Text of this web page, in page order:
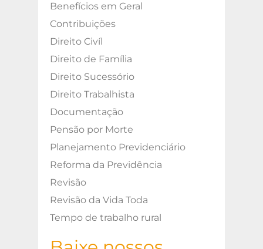
Benefícios em Geral
Contribuições
Direito Civíl
Direito de Família
Direito Sucessório
Direito Trabalhista
Documentação
Pensão por Morte
Planejamento Previdenciário
Reforma da Previdência
Revisão
Revisão da Vida Toda
Tempo de trabalho rural